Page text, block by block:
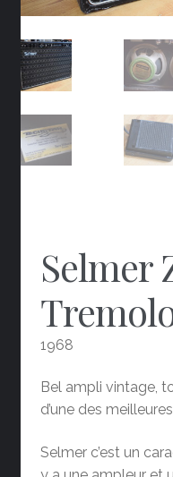
Selmer
1968
Bel ampli vintage,
d’une des
Selmer c’est un